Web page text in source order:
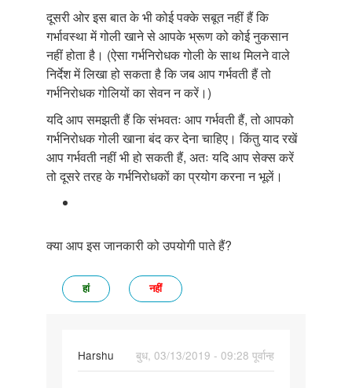
दूसरी ओर इस बात के भी कोई पक्के सबूत नहीं हैं कि
गर्भावस्था में गोली खाने से आपके भ्रूण को कोई नुकसान
नहीं होता है। (ऐसा गर्भनिरोधक गोली के साथ मिलने वाले
निर्देश में लिखा हो सकता है कि जब आप गर्भवती हैं तो
गर्भनिरोधक गोलियों का सेवन न करें।)
यदि आप समझती हैं कि संभवतः आप गर्भवती हैं, तो आपको
गर्भनिरोधक गोली खाना बंद कर देना चाहिए। किंतु याद रखें
आप गर्भवती नहीं भी हो सकती हैं, अतः यदि आप सेक्स करें
तो दूसरे तरह के गर्भनिरोधकों का प्रयोग करना न भूलें।
क्या आप इस जानकारी को उपयोगी पाते हैं?
हां नहीं
Harshu
बुध, 03/13/2019 - 09:28 पूर्वान्ह